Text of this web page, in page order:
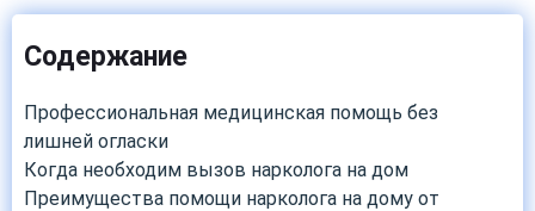
Содержание
Профессиональная медицинская помощь без
лишней огласки
Когда необходим вызов нарколога на дом
Преимущества помощи нарколога на дому от